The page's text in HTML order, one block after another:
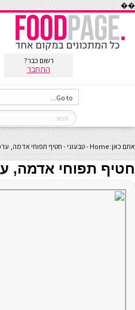
��
רשום כבר?
התחבר
אתם כאן: Home
-טבעוני -חטיף תפוחי אדמה,
חטיף תפוחי אדמה,